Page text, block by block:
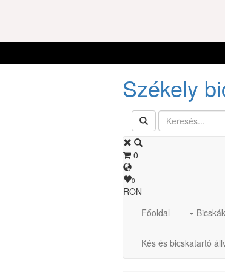
Székely
0
0
RON
Főoldal
Bicskák
Kés és bicskatartó